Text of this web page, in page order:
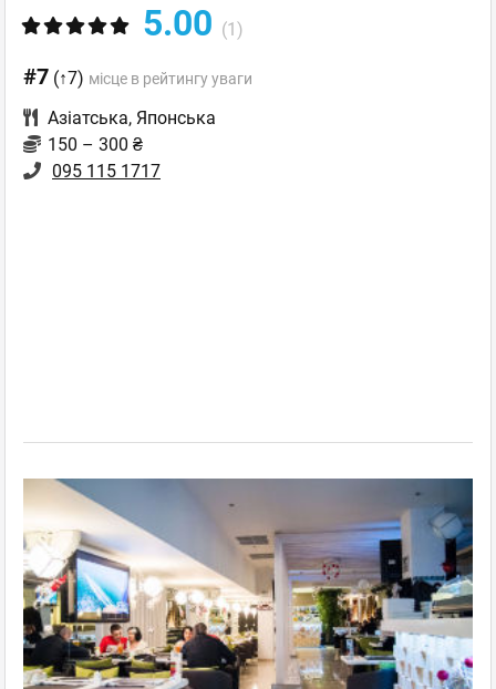
5.00 (1)
#7 (↑7) місце в рейтингу уваги
Азіатська, Японська
150 – 300 ₴
095 115 1717‬